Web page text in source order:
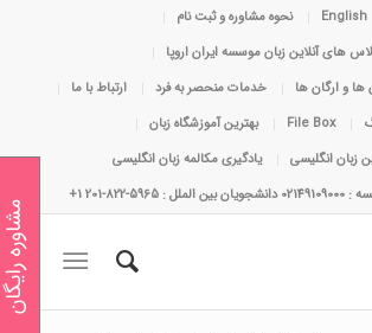
English
نحوه مشاوره و ثبت نام
های آنلاین زبان موسسه ایران اروپا
و ارگان ها
خدمات منحصر به فرد
ارتباط با ما
File Box
بهترین آموزشگاه زبان
زبان انگلیسی
یادگیری مکالمه زبان انگلیسی
822-201 1+